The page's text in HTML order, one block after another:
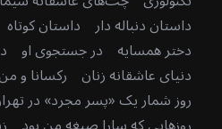
داستان دنباله دار داستان کوتاه
دختر همسایه در جستجوی او
دنیای عاشقانه زنان رکسانا و
روز شمار یک «پسر مجرد» در